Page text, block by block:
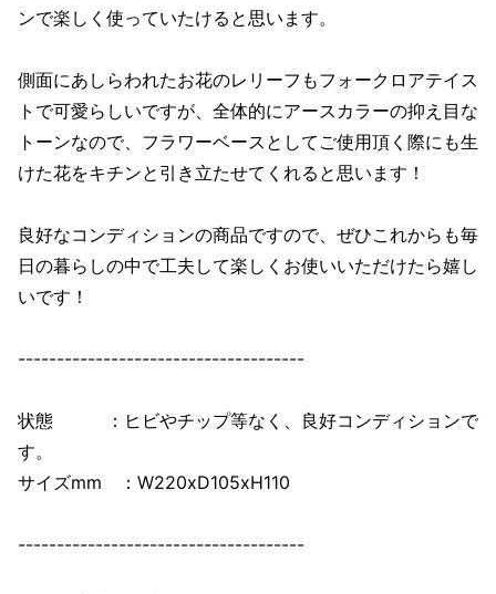
ンで楽しく使っていたけると思います。
側面にあしらわれたお花のレリーフもフォークロアテイス
トで可愛らしいですが、全体的にアースカラーの抑え目な
トーンなので、フラワーベースとしてご使用頂く際にも生
けた花をキチンと引き立たせてくれると思います！
良好なコンディションの商品ですので、ぜひこれからも毎
日の暮らしの中で工夫して楽しくお使いいただけたら嬉し
いです！
-------------------------------------
状態 ：ヒビやチップ等なく、良好コンディションで
す。
サイズmm ：W220xD105xH110
-------------------------------------